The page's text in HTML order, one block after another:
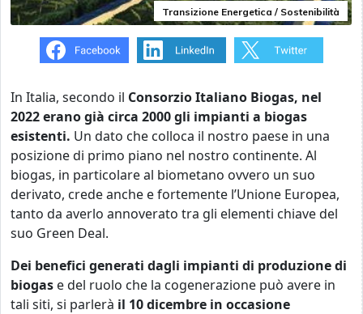
Transizione Energetica / Sostenibilità
In Italia, secondo il Consorzio Italiano Biogas, nel
2022 erano già circa 2000 gli impianti a biogas
esistenti. Un dato che colloca il nostro paese in una
posizione di primo piano nel nostro continente. Al
biogas, in particolare al biometano ovvero un suo
derivato, crede anche e fortemente l’Unione Europea,
tanto da averlo annoverato tra gli elementi chiave del
suo Green Deal.
Dei benefici generati dagli impianti di produzione di
biogas e del ruolo che la cogenerazione può avere in
tali siti, si parlerà il 10 dicembre in occasione